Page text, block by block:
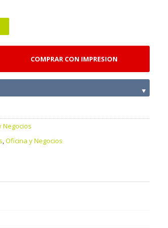
COMPRAR CON IMPRESION
▼
Negocios
,Oficina y Negocios